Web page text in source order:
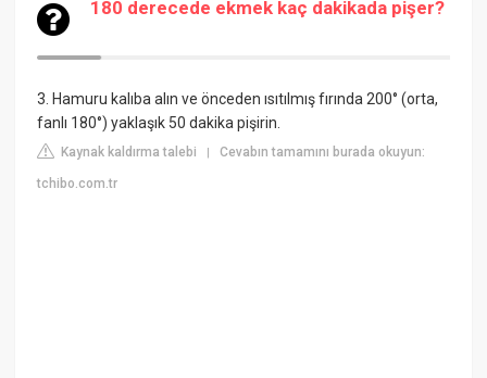
180 derecede ekmek kaç dakikada pişer?
3. Hamuru kalıba alın ve önceden ısıtılmış fırında 200° (orta,
fanlı 180°) yaklaşık 50 dakika pişirin.
Kaynak kaldırma talebi |Cevabın tamamını burada okuyun:
tchibo.com.tr